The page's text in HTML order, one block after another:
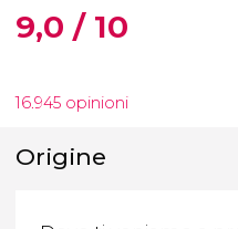
9,0 / 10
16.945 opinioni
Origine